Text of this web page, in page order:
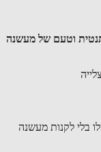
וטעם של מעשנה
בלי לקנות מעשנה